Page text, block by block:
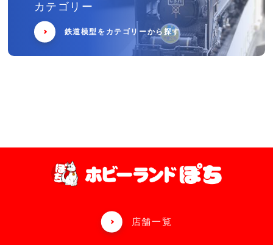
カテゴリー
鉄道模型をカテゴリーから探す
店舗一覧